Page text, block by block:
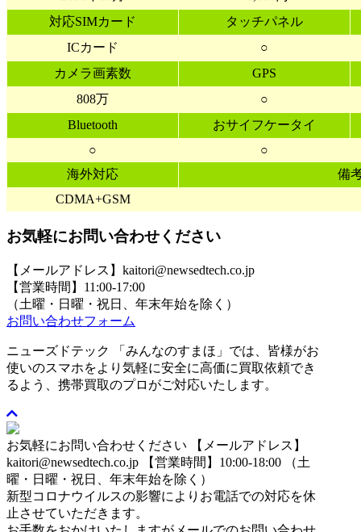
対応SIMカード
タッチパネル
ICカード
○
カメラ画素数
GPS
808万
○
Bluetooth
おサイフケータイ
○
○
海外対応
備
CDMA+GSM
お気軽にお問い合わせください
【メールアドレス】kaitori@newsedtech.co.jp
【営業時間】11:00-17:00
（土曜・日曜・祝日、年末年始を除く）
お問い合わせフォーム
ニューズドテック 「みんなのすまほ」では、皆様がお
使いのスマホをより気軽に安全に高価に買取依頼でき
るよう、携帯買取のプロがご対応いたします。
お気軽にお問い合わせください
【メールアドレス】
kaitori@newsedtech.co.jp
【営業時間】10:00-18:00 （土
曜・日曜・祝日、年末年始を除く）
新型コロナウイルスの影響によりお電話での対応を休
止させていただきます。